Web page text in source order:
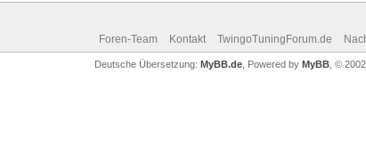
Foren-Team Kontakt TwingoTuningForum.de
Deutsche Übersetzung: MyBB.de, Powered by MyBB, ©